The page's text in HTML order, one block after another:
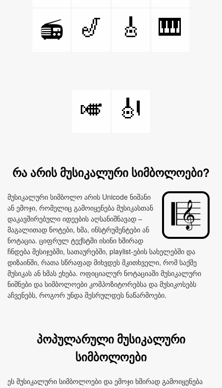
📻
🎷 🎸 🎹
🎺 🎻
რა არის მუსიკალური სიმბოლოები?
მუსიკალური სიმბოლო არის Unicode ნიშანი
ან ემოჯი, რომელიც გამოიყენება მუსიკასთან
დაკავშირებული იდეების აღსანიშნავად –
მაგალითად ნოტები, ხმა, ინსტრუმენტები ან
ნოტაცია. ციფრულ ტექსტში ისინი ხშირად
ჩნდება მესიჯებში, სათაურებში, playlist-ების სახელებში და
დიზაინში, რათა სწრაფად მიხვდეს მკითხველი, რომ საქმე
მუსიკას ან ხმას ეხება. ოფიციალურ ნოტაციაში მუსიკალური
ნიშნები და სიმბოლოები კომპოზიტორებსა და მუსიკოსებს
აჩვენებს, როგორ უნდა შესრულდეს ნაწარმოები.
პოპულარული მუსიკალური
სიმბოლოები
ეს მუსიკალური სიმბოლოები და ემოჯი ხშირად გამოიყენება